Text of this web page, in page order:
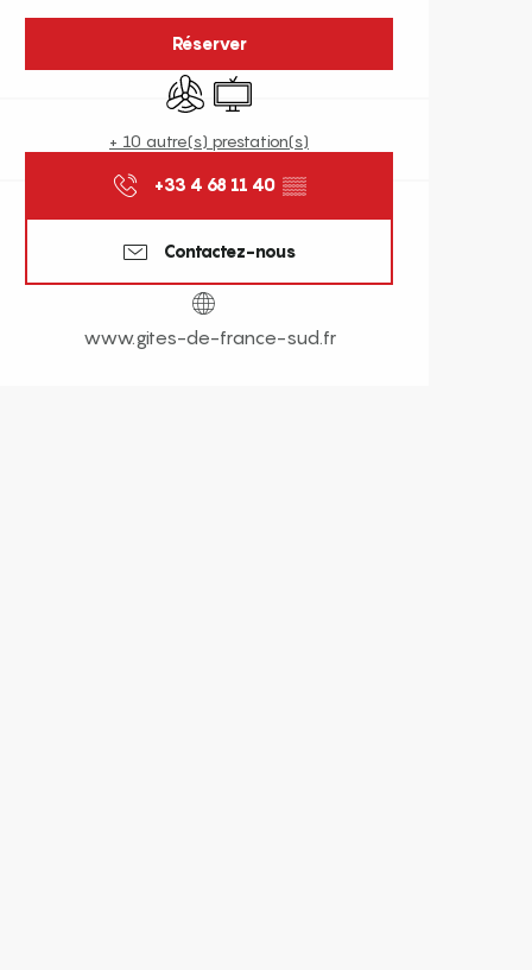
Réserver
Air conditionné
Télévision
+ 10 autre(s) prestation(s)
+33 4 68 11 40 ▒▒
Contactez-nous
www.gites-de-france-sud.fr